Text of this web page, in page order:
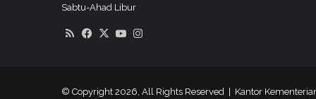
I
O
Sabtu-Ahad Libur
RSS Facebook
X YouTube
© Copyright 2026, All Rights Reserved | Kantor